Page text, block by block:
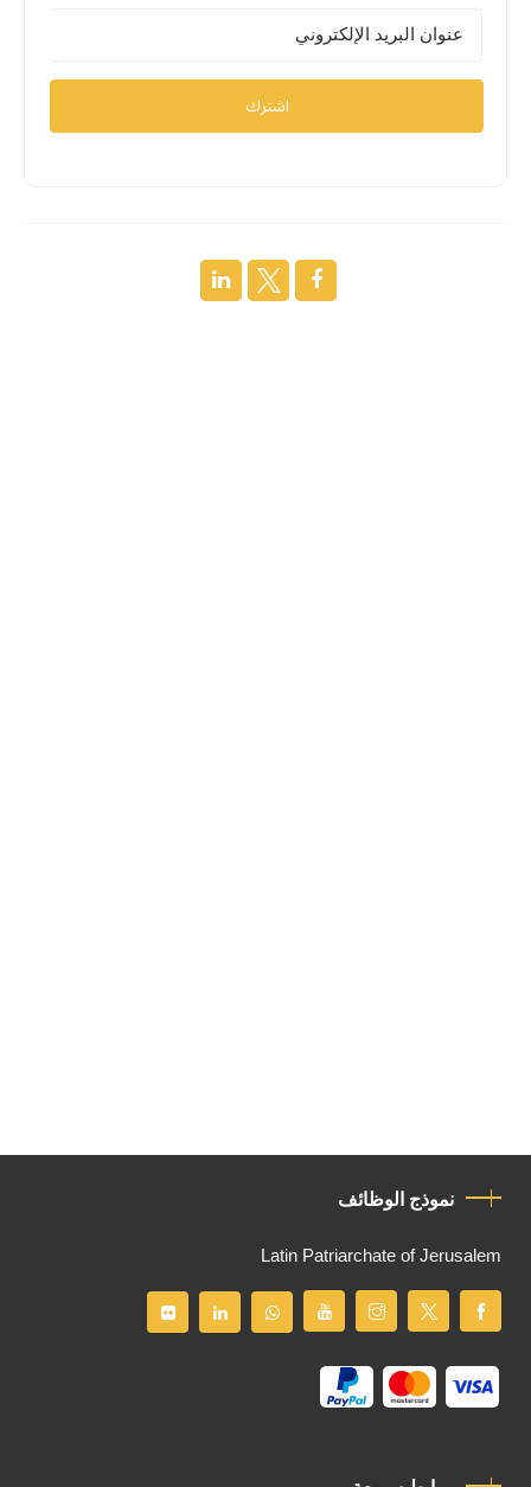
اشترك
نموذج الوظائف
Latin Patriarchate of Jerusalem